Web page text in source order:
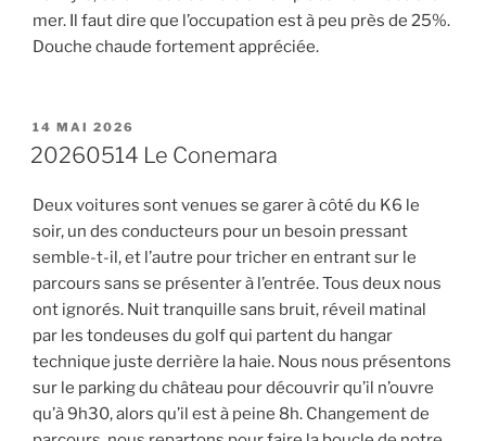
mer. Il faut dire que l’occupation est à peu près de 25%.
Douche chaude fortement appréciée.
PUBLIÉ
LE
14 MAI 2026
20260514 Le Conemara
Deux voitures sont venues se garer à côté du K6 le
soir, un des conducteurs pour un besoin pressant
semble-t-il, et l’autre pour tricher en entrant sur le
parcours sans se présenter à l’entrée. Tous deux nous
ont ignorés. Nuit tranquille sans bruit, réveil matinal
par les tondeuses du golf qui partent du hangar
technique juste derrière la haie. Nous nous présentons
sur le parking du château pour découvrir qu’il n’ouvre
qu’à 9h30, alors qu’il est à peine 8h. Changement de